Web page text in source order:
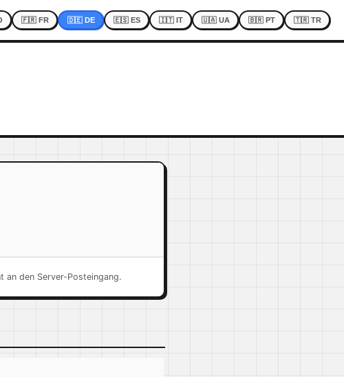
🇫🇷 FR 🇩🇪 DE 🇪🇸 ES 🇮🇹 IT 🇺🇦 UA 🇧🇷 PT 🇹🇷 TR
an den Server-Posteingang.